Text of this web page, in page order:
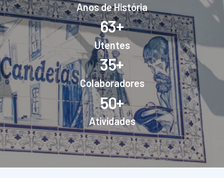
Anos de História
63+
Utentes
35+
Colaboradores
50+
Atividades